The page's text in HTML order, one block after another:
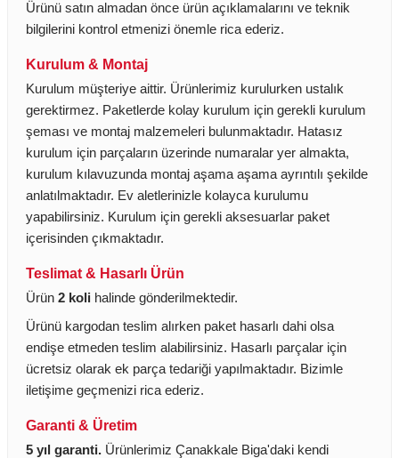
Ürünü satın almadan önce ürün açıklamalarını ve teknik
bilgilerini kontrol etmenizi önemle rica ederiz.
Kurulum & Montaj
Kurulum müşteriye aittir. Ürünlerimiz kurulurken ustalık
gerektirmez. Paketlerde kolay kurulum için gerekli kurulum
şeması ve montaj malzemeleri bulunmaktadır. Hatasız
kurulum için parçaların üzerinde numaralar yer almakta,
kurulum kılavuzunda montaj aşama aşama ayrıntılı şekilde
anlatılmaktadır. Ev aletlerinizle kolayca kurulumu
yapabilirsiniz. Kurulum için gerekli aksesuarlar paket
içerisinden çıkmaktadır.
Teslimat & Hasarlı Ürün
Ürün 2 koli halinde gönderilmektedir.
Ürünü kargodan teslim alırken paket hasarlı dahi olsa
endişe etmeden teslim alabilirsiniz. Hasarlı parçalar için
ücretsiz olarak ek parça tedariği yapılmaktadır. Bizimle
iletişime geçmenizi rica ederiz.
Garanti & Üretim
5 yıl garanti. Ürünlerimiz Çanakkale Biga'daki kendi